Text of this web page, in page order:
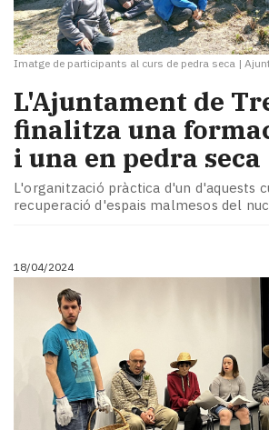
Imatge de participants al curs de pedra seca |
​L'Ajuntament de
finalitza una
i una en pedra seca
L'organització pràctica d'un d'aquests
recuperació d'espais malmesos del
18/04/2024